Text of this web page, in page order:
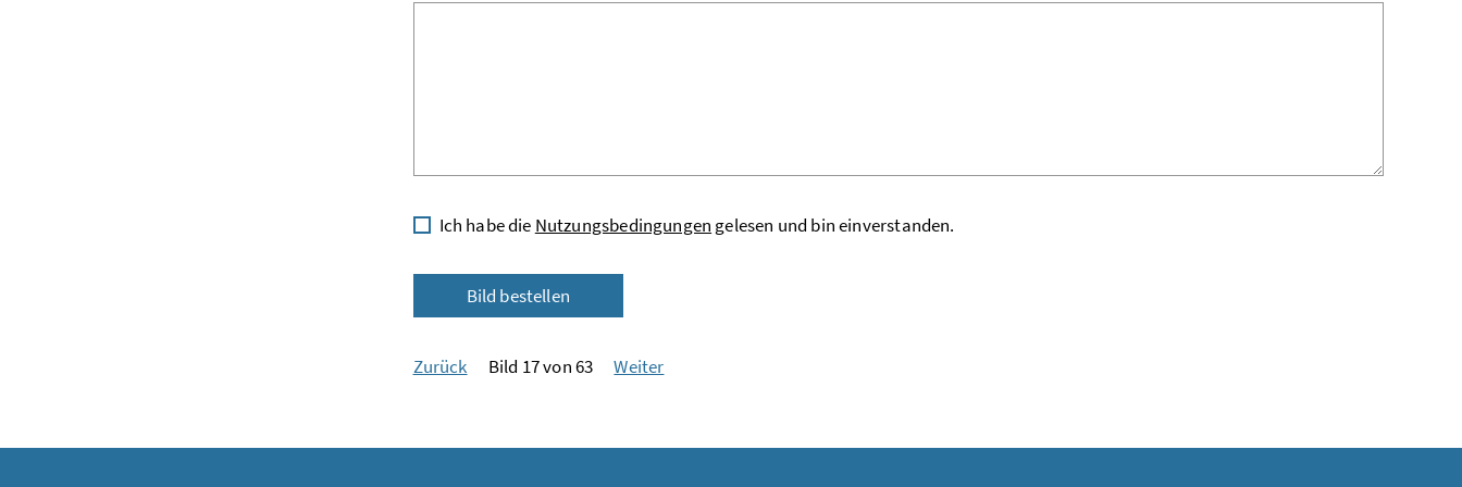
Ich habe die Nutzungsbedingungen gelesen und bin einverstanden.
Bild bestellen
Zurück Bild 17 von 63 Weiter